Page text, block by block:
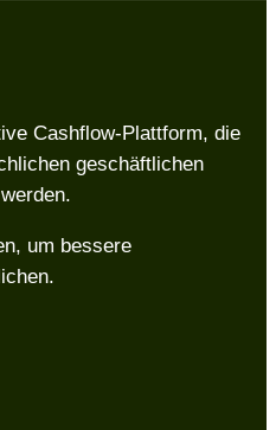
Cashflow-Plattform, die
geschäftlichen
um bessere